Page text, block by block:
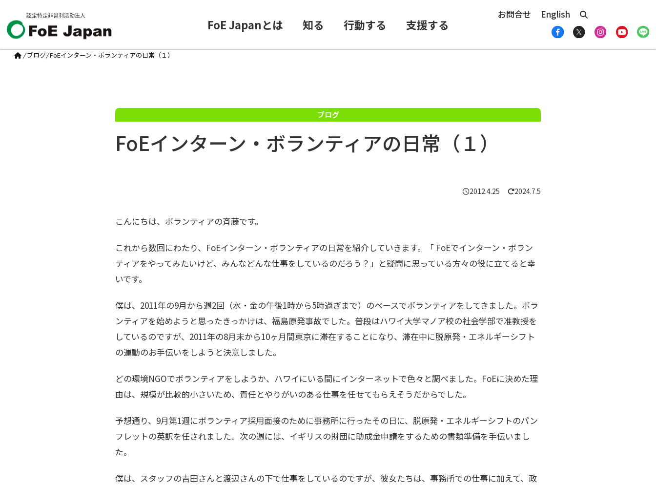
認定特定非営利活動法人
FoE Japanとは 知る 行動する 支援する
お問合せ English
/ ブログ/FoEインターン・ボランティアの日常（１）
FoEインターン・ボランティアの日常（１）
2012.4.25 2024.7.5
こんにちは、ボランティアの斉藤です。
これから数回にわたり、FoEインターン・ボランティアの日常を紹介していきます。「 FoEでインターン・ボラン
ティアをやってみたいけど、みんなどんな仕事をしているのだろう？」と疑問に思っている方々の役に立てると幸
いです。
僕は、2011年の9月から週2回（水・金の午後1時から5時過ぎまで）のペースでボランティアをしてきました。ボラ
ンティアを始めようと思ったきっかけは、福島原発事故でした。普段はハワイ大学マノア校の社会学部で准教授を
しているのですが、2011年の8月末から10ヶ月間東京に滞在することになり、滞在中に脱原発・エネルギーシフト
の運動のお手伝いをしようと決意しました。
どの環境NGOでボランティアをしようか、ハワイにいる間にインターネットで色々と調べました。FoEに決めた理
由は、規模が比較的小さいため、責任とやりがいのある仕事を任せてもらえそうだからでした。
予想通り、9月第1週にボランティア採用面接のために事務所に行ったその日に、脱原発・エネルギーシフトのパン
フレットの英訳を任されました。次の週には、イギリスの財団に助成金申請をするための書類準備を手伝いまし
た。
僕は、スタッフの吉田さんと渡辺さんの下で仕事をしているのですが、彼女たちは、事務所での仕事に加えて、政